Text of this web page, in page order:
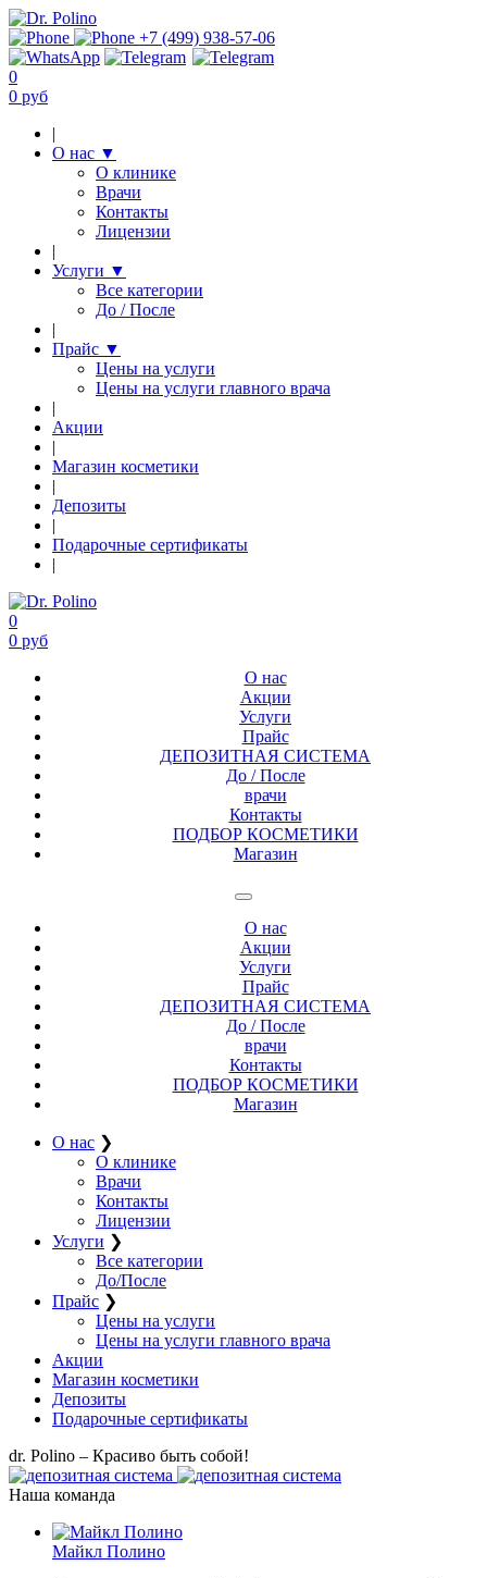
+7 (499) 938-57-06
0
0 руб
|
О нас ▼
О клинике
Врачи
Контакты
Лицензии
|
Услуги ▼
Все категории
До / После
|
Прайс ▼
Цены на услуги
Цены на услуги главного врача
|
Акции
|
Магазин косметики
|
Депозиты
|
Подарочные сертификаты
|
0
0 руб
О нас
Акции
Услуги
Прайс
ДЕПОЗИТНАЯ СИСТЕМА
До / После
врачи
Контакты
ПОДБОР КОСМЕТИКИ
Магазин
О нас
Акции
Услуги
Прайс
ДЕПОЗИТНАЯ СИСТЕМА
До / После
врачи
Контакты
ПОДБОР КОСМЕТИКИ
Магазин
О нас ❯
О клинике
Врачи
Контакты
Лицензии
Услуги ❯
Все категории
До/После
Прайс ❯
Цены на услуги
Цены на услуги главного врача
Акции
Магазин косметики
Депозиты
Подарочные сертификаты
dr. Polino – Красиво быть собой!
Наша команда
Майкл Полино